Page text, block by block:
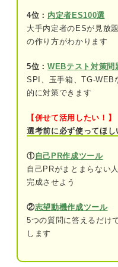
企業と
通過率が
早期離
キャリ
よう
①マイン
③時系列
4位： 内定者ES100選
大手内定者のESが見放
の作り方がわかります
5位： WEBテスト対策問
SPI、玉手箱、TG-WEB
的に対策できます
【併せて活用したい！】
選考前に必ず使ってほ
①自己PR作成ツール
自己PRがまとまらない
完成させよう
②志望動機作成ツール
5つの質問に答えるだけ
します